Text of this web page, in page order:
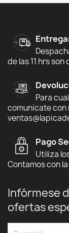
de las 11 hrs
Para
comunicate con
Pago
Utiliza
Contamos con
Infórmese
ofertas